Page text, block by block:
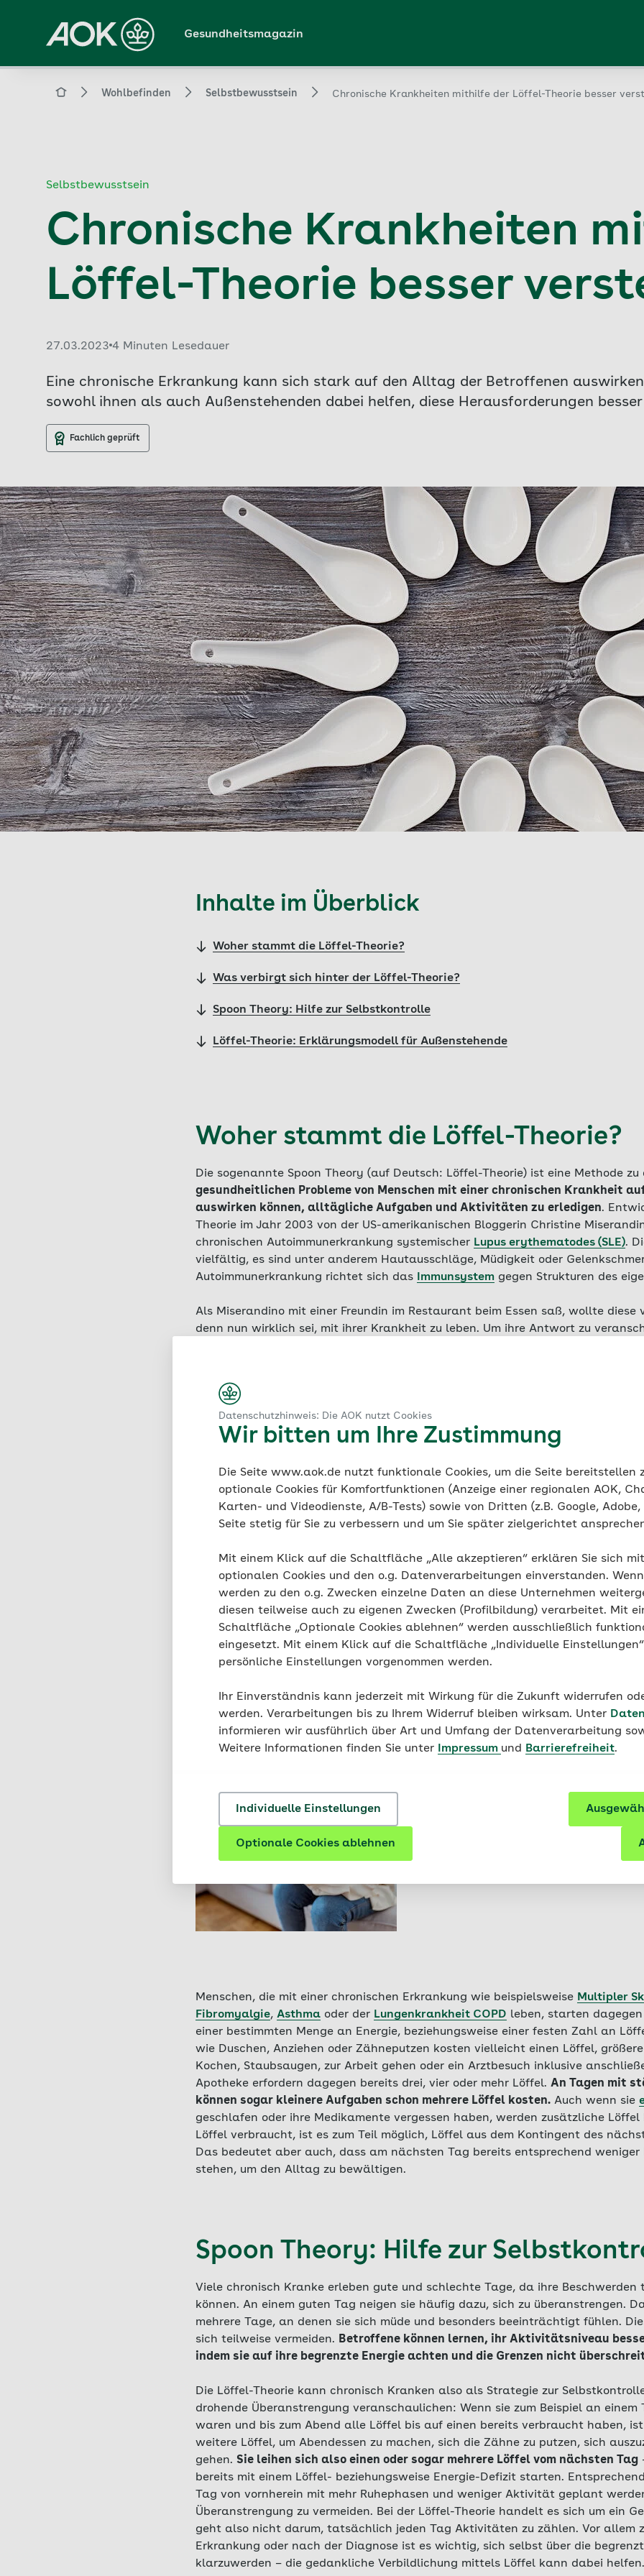
Datenschutzhinweis: Die AOK nutzt Cookies
Wir bitten um Ihre Zustimmung
Die Seite www.aok.de nutzt funktionale Cookies, um die Seite bereitstellen
optionale Cookies für Komfortfunktionen (Anzeige einer regionalen AOK,
Karten- und Videodienste, A/B-Tests) sowie von Dritten (z.B. Google,
Seite stetig für Sie zu verbessern und um Sie später zielgerichtet
Mit einem Klick auf die Schaltfläche „Alle akzeptieren“ erklären Sie sich
optionalen Cookies und den o.g. Datenverarbeitungen einverstanden.
werden zu den o.g. Zwecken einzelne Daten an diese Unternehmen
diesen teilweise auch zu eigenen Zwecken (Profilbildung) verarbeitet. Mit
Schaltfläche „Optionale Cookies ablehnen“ werden ausschließlich
eingesetzt. Mit einem Klick auf die Schaltfläche „Individuelle
persönliche Einstellungen vorgenommen werden.
Ihr Einverständnis kann jederzeit mit Wirkung für die Zukunft widerrufen
werden. Verarbeitungen bis zu Ihrem Widerruf bleiben wirksam. Unter
informieren wir ausführlich über Art und Umfang der Datenverarbeitung
Weitere Informationen finden Sie unter
Impressum und Barrierefreiheit.
Individuelle Einstellungen
Optionale Cookies ablehnen
Hauptinhalt
springen
Gesundheitsmagazin
Magazin Wohlbefinden Selbstbewusstsein Chronische Krankheiten mithilfe der Löffel-Theorie besser
Selbstbewusstsein
Chronische Krankheiten
Löffel-Theorie besser
Veröffentlicht am:
27.03.2023 4 Minuten Lesedauer
Eine chronische Erkrankung kann sich stark auf den Alltag der Betroffenen
sowohl ihnen als auch Außenstehenden dabei helfen, diese Herausforderungen
Fachlich geprüft
Inhalte im Überblick
Woher stammt die Löffel-Theorie?
Was verbirgt sich hinter der Löffel-Theorie?
Spoon Theory: Hilfe zur Selbstkontrolle
Löffel-Theorie: Erklärungsmodell für Außenstehende
Woher stammt die Löffel-Theorie?
Die sogenannte Spoon Theory (auf Deutsch: Löffel-Theorie) ist eine Methode
gesundheitlichen Probleme von Menschen mit einer chronischen Krankheit
auswirken können, alltägliche Aufgaben und Aktivitäten zu erledigen.
Theorie im Jahr 2003 von der US-amerikanischen Bloggerin Christine
chronischen Autoimmunerkrankung systemischer Lupus erythematodes (SLE).
vielfältig, es sind unter anderem Hautausschläge, Müdigkeit oder
Autoimmunerkrankung richtet sich das
Immunsystem gegen Strukturen des
Als Miserandino mit einer Freundin im Restaurant beim Essen saß, wollte diese
denn nun wirklich sei, mit ihrer Krankheit zu leben. Um ihre Antwort zu
einplanen und verteilen muss, um die Aufgaben oder Tätigkeiten zu bewältigen.
Was verbirgt sich hinter der Löffel-
Gesunde Menschen wachen in der Regel mit einer ausreichenden Menge an
übertragenen Sinn mit nahezu unzähligen Löffeln. Sie können aus dem Bett
sich anziehen, kochen, Sport treiben, zur Arbeit gehen, Freunde treffen – ohne
Passende Artikel zum Thema
Winterblues, Depression oder
Fibromyalgie: Symptome
Menschen, die mit einer chronischen Erkrankung wie beispielsweise Multipler
Fibromyalgie, Asthma oder der Lungenkrankheit COPD leben, starten
einer bestimmten Menge an Energie, beziehungsweise einer festen Zahl an
wie Duschen, Anziehen oder Zähneputzen kosten vielleicht einen Löffel,
Kochen, Staubsaugen, zur Arbeit gehen oder ein Arztbesuch inklusive
Apotheke erfordern dagegen bereits drei, vier oder mehr Löffel. An Tagen mit
können sogar kleinere Aufgaben schon mehrere Löffel kosten. Auch wenn sie
geschlafen oder ihre Medikamente vergessen haben, werden zusätzliche
Löffel verbraucht, ist es zum Teil möglich, Löffel aus dem Kontingent des
Das bedeutet aber auch, dass am nächsten Tag bereits entsprechend weniger
stehen, um den Alltag zu bewältigen.
Spoon Theory: Hilfe zur
Viele chronisch Kranke erleben gute und schlechte Tage, da ihre
können. An einem guten Tag neigen sie häufig dazu, sich zu überanstrengen.
mehrere Tage, an denen sie sich müde und besonders beeinträchtigt fühlen.
sich teilweise vermeiden. Betroffene können lernen, ihr Aktivitätsniveau
indem sie auf ihre begrenzte Energie achten und die Grenzen nicht
Die Löffel-Theorie kann chronisch Kranken also als Strategie zur
drohende Überanstrengung veranschaulichen: Wenn sie zum Beispiel an einem
waren und bis zum Abend alle Löffel bis auf einen bereits verbraucht haben,
weitere Löffel, um Abendessen zu machen, sich die Zähne zu putzen, sich
gehen. Sie leihen sich also einen oder sogar mehrere Löffel vom nächsten Tag
bereits mit einem Löffel- beziehungsweise Energie-Defizit starten.
Tag von vornherein mit mehr Ruhephasen und weniger Aktivität geplant
Überanstrengung zu vermeiden. Bei der Löffel-Theorie handelt es sich um ein
geht also nicht darum, tatsächlich jeden Tag Aktivitäten zu zählen. Vor allem
Erkrankung oder nach der Diagnose ist es wichtig, sich selbst über die
klarzuwerden – die gedankliche Verbildlichung mittels Löffel kann dabei helfen.